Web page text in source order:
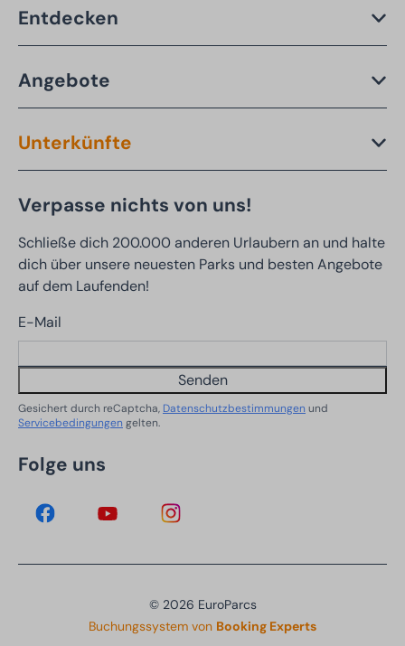
Entdecken
Angebote
Unterkünfte
Verpasse nichts von uns!
Schließe dich 200.000 anderen Urlaubern an und halte
dich über unsere neuesten Parks und besten Angebote
auf dem Laufenden!
E-Mail
Senden
Gesichert durch reCaptcha, Datenschutzbestimmungen und
Servicebedingungen gelten.
Folge uns
© 2026 EuroParcs
Buchungssystem von Booking Experts